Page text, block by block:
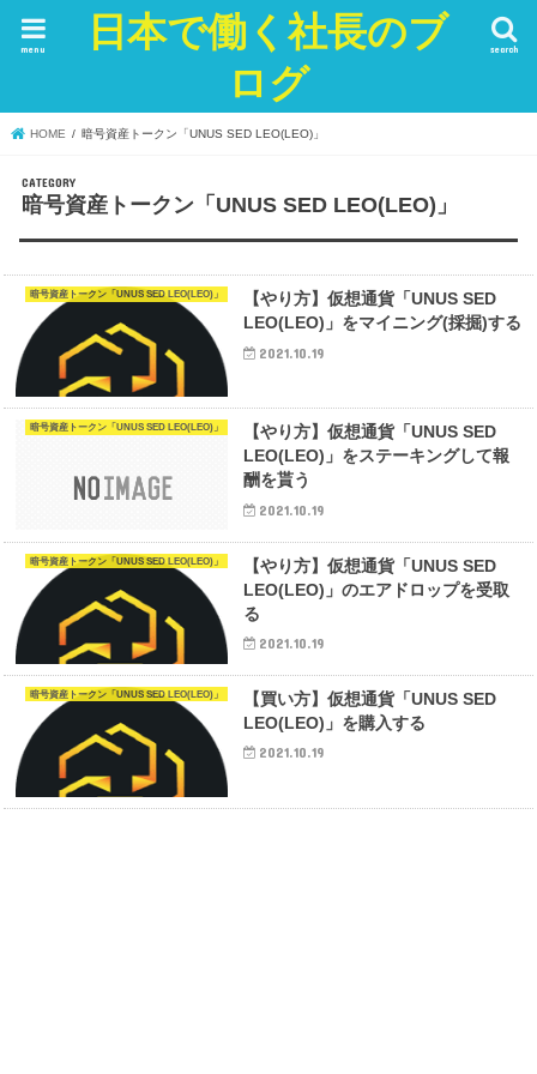
日本で働く社長のブ
ログ
search
menu
HOME 暗号資産トークン「UNUS SED LEO(LEO)」
暗号資産トークン「UNUS SED LEO(LEO)」
暗号資産トークン「UNUS SED LEO(LEO)」
【やり方】仮想通貨「UNUS SED
LEO(LEO)」をマイニング(採掘)する
2021.10.19
暗号資産トークン「UNUS SED LEO(LEO)」
【やり方】仮想通貨「UNUS SED
LEO(LEO)」をステーキングして報
酬を貰う
2021.10.19
暗号資産トークン「UNUS SED LEO(LEO)」
【やり方】仮想通貨「UNUS SED
LEO(LEO)」のエアドロップを受取
る
2021.10.19
暗号資産トークン「UNUS SED LEO(LEO)」
【買い方】仮想通貨「UNUS SED
LEO(LEO)」を購入する
2021.10.19